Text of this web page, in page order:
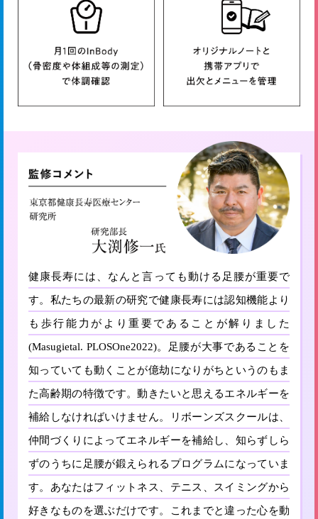
健康長寿には、なんと言っても動ける足腰が重要で
す。私たちの最新の研究で健康長寿には認知機能より
も歩行能力がより重要であることが解りました
(Masugietal. PLOSOne2022)。足腰が大事であることを
知っていても動くことが億劫になりがちというのもま
た高齢期の特徴です。動きたいと思えるエネルギーを
補給しなければいけません。リボーンズスクールは、
仲間づくりによってエネルギーを補給し、知らずしら
ずのうちに足腰が鍛えられるプログラムになっていま
す。あなたはフィットネス、テニス、スイミングから
好きなものを選ぶだけです。これまでと違った心を動